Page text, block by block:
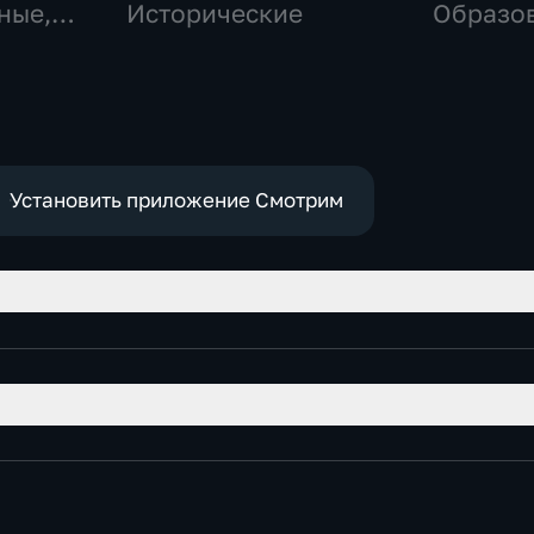
Исторические
Установить приложение Смотрим